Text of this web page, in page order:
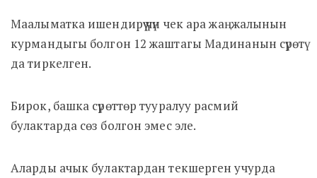
Маалыматка ишендирүү үчүн чек ара жаңжалынын
курмандыгы болгон 12 жаштагы Мадинанын сүрөтү
да тиркелген.
Бирок, башка сүрөттөр тууралуу расмий
булактарда сөз болгон эмес эле.
Аларды ачык булактардан текшерген учурда